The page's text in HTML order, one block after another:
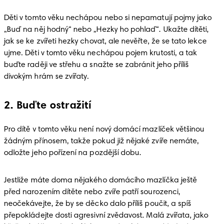
Děti v tomto věku nechápou nebo si nepamatují pojmy jako
„Buď na něj hodný“ nebo „Hezky ho pohlaď“. Ukažte dítěti,
jak se ke zvířeti hezky chovat, ale nevěřte, že se tato lekce
ujme. Děti v tomto věku nechápou pojem krutosti, a tak
buďte raději ve střehu a snažte se zabránit jeho příliš
divokým hrám se zvířaty.
2. Buďte ostražití
Pro dítě v tomto věku není nový domácí mazlíček většinou
žádným přínosem, takže pokud již nějaké zvíře nemáte,
odložte jeho pořízení na pozdější dobu.
Jestliže máte doma nějakého domácího mazlíčka ještě
před narozením dítěte nebo zvíře patří sourozenci,
neočekávejte, že by se děcko dalo příliš poučit, a spíš
přepokládejte dosti agresivní zvědavost. Malá zvířata, jako